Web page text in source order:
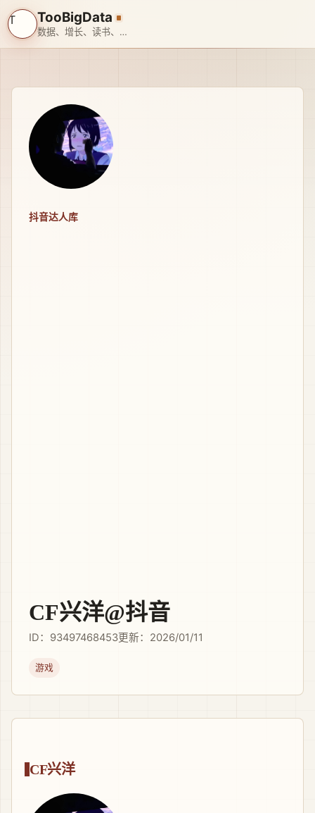
T TooBigData
数据、增长、读书、旅行、带娃、搞 AI
抖音达人库
CF兴洋@抖音
ID：93497468453更新：2026/01/11
游戏
CF兴洋